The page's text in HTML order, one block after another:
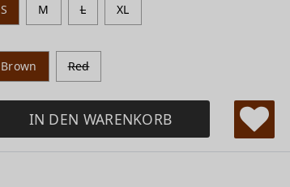
S M L XL
Brown Red
IN DEN WARENKORB
W